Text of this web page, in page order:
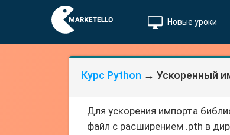
Новые уроки
Курс Python → Ускоренный
Для ускорения импорта
файл с расширением .pth в